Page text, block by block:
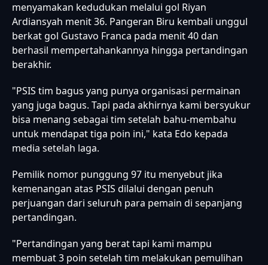
menyamakan kedudukan melalui gol Riyan
Ardiansyah menit 36. Pangeran Biru kembali unggul
berkat gol Gustavo Franca pada menit 40 dan
berhasil mempertahankannya hingga pertandingan
berakhir.
"PSIS tim bagus yang punya organisasi permainan
yang juga bagus. Tapi pada akhirnya kami bersyukur
bisa menang sebagai tim setelah bahu-membahu
untuk mendapat tiga poin ini," kata Edo kepada
media setelah laga.
Pemilik nomor punggung 97 itu menyebut jika
kemenangan atas PSIS dilalui dengan penuh
perjuangan dari seluruh para pemain di sepanjang
pertandingan.
"Pertandingan yang berat tapi kami mampu
membuat 3 poin setelah tim melakukan pemulihan